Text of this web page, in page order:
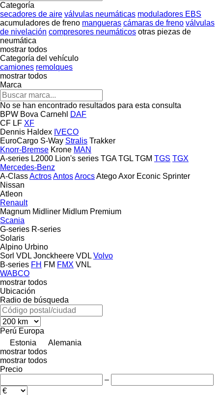
Categoría
secadores de aire válvulas neumáticas moduladores EBS
acumuladores de freno mangueras cámaras de freno válvulas
de nivelación compresores neumáticos otras piezas de
neumática
mostrar todos
Categoría del vehículo
camiones remolques
mostrar todos
Marca
No se han encontrado resultados para esta consulta
BPW Bova Carnehl
DAF
CF LF XF
Dennis Haldex IVECO
EuroCargo S-Way Stralis Trakker
Knorr-Bremse Krone MAN
A-series L2000 Lion's series TGA TGL TGM TGS TGX
Mercedes-Benz
A-ClassActrosAntosArocsAtegoAxor Econic Sprinter
Nissan
Atleon
Renault
Magnum Midliner Midlum Premium
Scania
G-series R-series
Solaris
Alpino Urbino
Sorl VDL Jonckheere VDL Volvo
B-series FH FM FMX VNL
WABCO
mostrar todos
Ubicación
Radio de búsqueda
Perú Europa
Estonia
Alemania
mostrar todos
mostrar todos
Precio
–